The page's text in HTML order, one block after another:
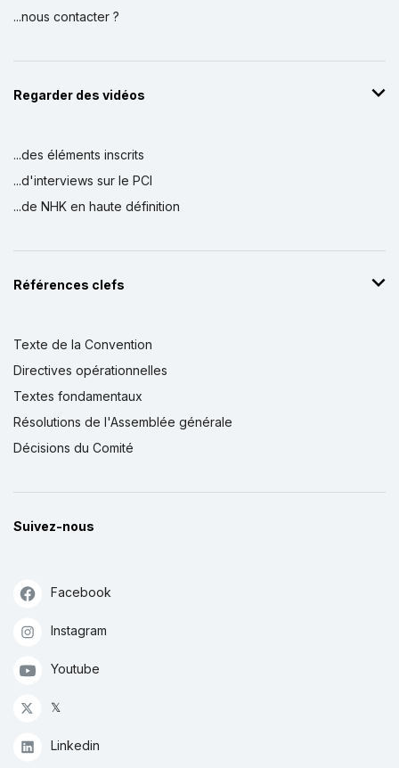
...nous contacter ?
Regarder des vidéos
...des éléments inscrits
...d'interviews sur le PCI
...de NHK en haute définition
Références clefs
Texte de la Convention
Directives opérationnelles
Textes fondamentaux
Résolutions de l'Assemblée générale
Décisions du Comité
Suivez-nous
Facebook
Instagram
Youtube
𝕏
Linkedin